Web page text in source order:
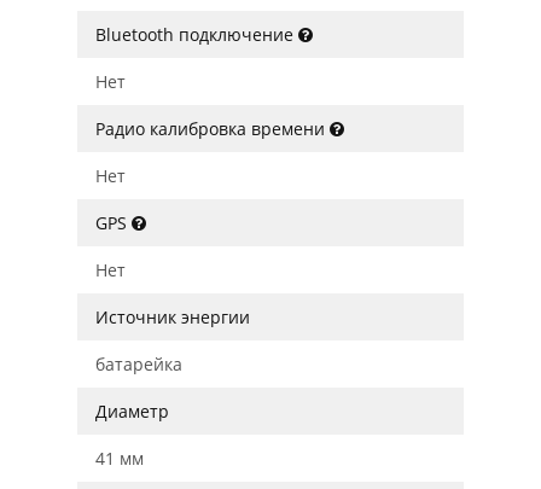
Bluetooth подключение
Нет
Радио калибровка времени
Нет
GPS
Нет
Источник энергии
батарейка
Диаметр
41 мм